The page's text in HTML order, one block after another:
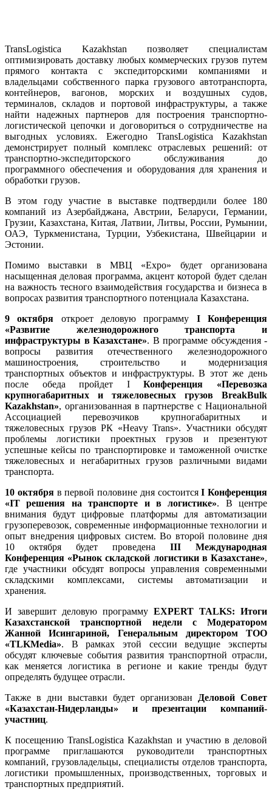
TransLogistica Kazakhstan позволяет специалистам
оптимизировать доставку любых коммерческих грузов путем
прямого контакта с экспедиторскими компаниями и
владельцами собственного парка грузового автотранспорта,
контейнеров, вагонов, морских и воздушных судов,
терминалов, складов и портовой инфраструктуры, а также
найти надежных партнеров для построения транспортно-
логистической цепочки и договориться о сотрудничестве на
выгодных условиях. Ежегодно TransLogistica Kazakhstan
демонстрирует полный комплекс отраслевых решений: от
транспортно-экспедиторского обслуживания до
программного обеспечения и оборудования для хранения и
обработки грузов.
В этом году участие в выставке подтвердили более 180
компаний из Азербайджана, Австрии, Беларуси, Германии,
Грузии, Казахстана, Китая, Латвии, Литвы, России, Румынии,
ОАЭ, Туркменистана, Турции, Узбекистана, Швейцарии и
Эстонии.
Помимо выставки в МВЦ «Expo» будет организована
насыщенная деловая программа, акцент которой будет сделан
на важность тесного взаимодействия государства и бизнеса в
вопросах развития транспортного потенциала Казахстана.
9 октября откроет деловую программу I Конференция
«Развитие железнодорожного транспорта и
инфраструктуры в Казахстане». В программе обсуждения -
вопросы развития отечественного железнодорожного
машиностроения, строительство и модернизация
транспортных объектов и инфраструктуры. В этот же день
после обеда пройдет IКонференция «Перевозка
крупногабаритных и тяжеловесных грузов BreakBulk
Kazakhstan», организованная в партнерстве с Национальной
Ассоциацией перевозчиков крупногабаритных и
тяжеловесных грузов РК «Heavy Trans». Участники обсудят
проблемы логистики проектных грузов и презентуют
успешные кейсы по транспортировке и таможенной очистке
тяжеловесных и негабаритных грузов различными видами
транспорта.
10 октябряв первой половине дня состоитсяI Конференция
«IT решения на транспорте и в логистике». В центре
внимания будут цифровые платформы для автоматизации
грузоперевозок, современные информационные технологии и
опыт внедрения цифровых систем. Во второй половине дня
10 октября будет проведена III Международная
Конференция «Рынок складской логистики в Казахстане»,
где участники обсудят вопросы управления современными
складскими комплексами, системы автоматизации и
хранения.
И завершит деловую программу EXPERT TALKS: Итоги
Казахстанской транспортной недели с Модератором
Жанной Исингариной, Генеральным директором ТОО
«TLKMedia». В рамках этой сессии ведущие эксперты
обсудят ключевые события развития транспортной отрасли,
как меняется логистика в регионе и какие тренды будут
определять будущее отрасли.
Также в дни выставки будет организован
Деловой Совет
«Казахстан-Нидерланды» и презентации компаний-
участниц.
К посещению TransLogistica Kazakhstan и участию в деловой
программе приглашаются руководители транспортных
компаний, грузовладельцы, специалисты отделов транспорта,
логистики промышленных, производственных, торговых и
транспортных предприятий.